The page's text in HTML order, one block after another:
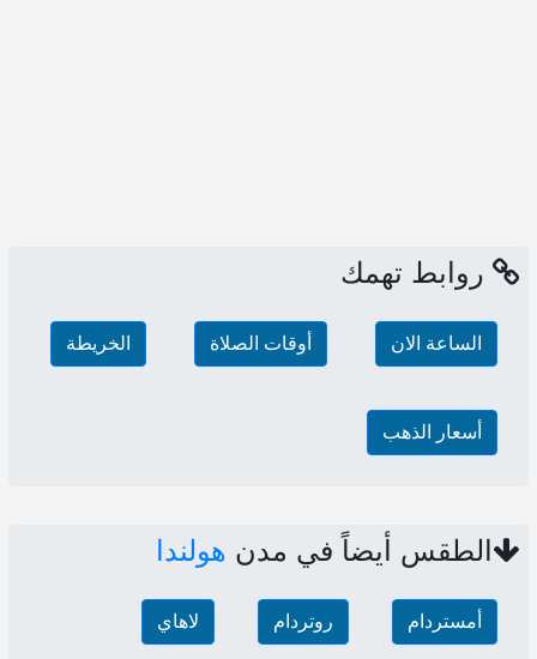
روابط تهمك
الساعة الان أوقات الصلاة الخريطة
أسعار الذهب
الطقس أيضاً في مدن هولندا
أمستردام روتردام لاهاي